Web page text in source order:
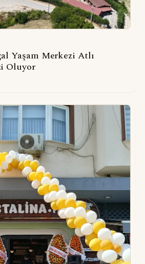
Yaşam Merkezi Atlı
Oluyor